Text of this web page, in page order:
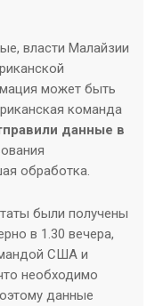
власти Малайзии
может быть
команда
данные в
обработка.
были получены
в 1.30 вечера,
США и
необходимо
данные